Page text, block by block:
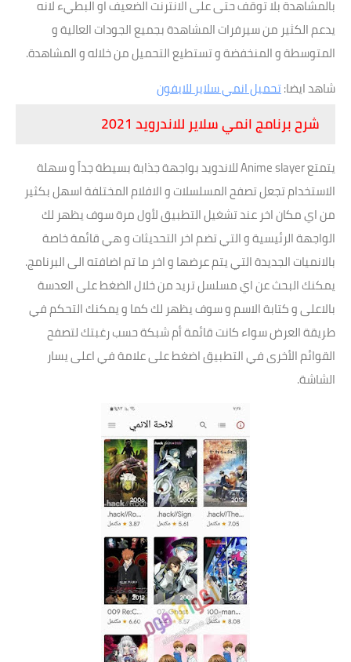
بالمشاهدة بلا توقف حتى على الانترنت الضعيف او البطيء لانه
يدعم الكثير من سيرفرات المشاهدة بجميع الجودات العالية و
المتوسطة و المنخفضة و تستطيع التحميل من خلاله و المشاهدة.
شاهد ايضا:تحميل انمي سلاير للايفون
شرح برنامج انمي سلاير للاندرويد 2021
يتمتع Anime slayer للاندويد بواجهة جذابة بسيطة جداً و سهلة
الاستخدام تجعل تصفح المسلسلات و الافلام المختلفة اسهل بكثير
من اي مكان اخر عند تشغيل التطبيق لأول مرة سوف يظهر لك
الواجهة الرئيسية و التي تضم اخر التحديثات و هي قائمة خاصة
بالانميات الجديدة التي يتم عرضها و اخر ما تم اضافته الى البرنامج.
يمكنك البحث عن اي مسلسل تريد من خلال الضغط على العدسة
بالاعلى و كتابة الاسم و سوف يظهر لك كما و يمكنك التحكم في
طريقة العرض سواء كانت قائمة أم شبكة حسب رغبتك لتصفح
القوائم الأخرى في التطبيق اضغط على علامة في اعلى يسار
الشاشة.